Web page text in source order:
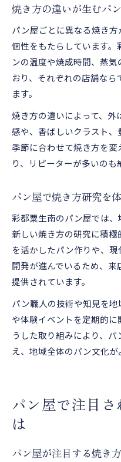
焼き方の違いが生むパ
パン屋ごとに異なる焼き
個性をもたらしています
ンの温度や焼成時間、蒸
おり、それぞれの店舗な
ます。
焼き方の違いによって、外
感や、香ばしいクラスト
季節に合わせて焼き方を
り、リピーターが多いのも
パン屋で焼き方研究を
彩都粟生南のパン屋では、
新しい焼き方の研究に積
を活かしたパン作りや、
開発が進んでいるため、
提供されています。
パン職人の技術や知見を
や体験イベントを定期的
うした取り組みにより、
え、地域全体のパン文化が
パン屋で注目さ
は
パン屋が注目する焼き